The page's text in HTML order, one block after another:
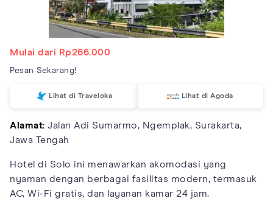
Mulai dari Rp266.000
Pesan Sekarang!
Lihat di Traveloka Lihat di Agoda
Alamat: Jalan Adi Sumarmo, Ngemplak, Surakarta,
Jawa Tengah
Hotel di Solo ini menawarkan akomodasi yang
nyaman dengan berbagai fasilitas modern, termasuk
AC, Wi-Fi gratis, dan layanan kamar 24 jam.